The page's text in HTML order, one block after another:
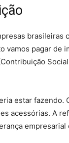
brasileiras
vamos pagar de
estar fazendo.
acessórias. A